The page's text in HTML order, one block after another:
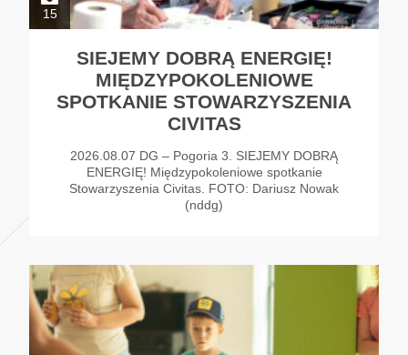
15
SIEJEMY DOBRĄ ENERGIĘ!
MIĘDZYPOKOLENIOWE
SPOTKANIE STOWARZYSZENIA
CIVITAS
2026.08.07 DG – Pogoria 3. SIEJEMY DOBRĄ
ENERGIĘ! Międzypokoleniowe spotkanie
Stowarzyszenia Civitas. FOTO: Dariusz Nowak
(nddg)